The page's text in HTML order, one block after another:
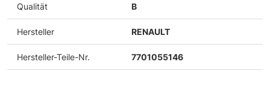
Qualität B
Hersteller RENAULT
Hersteller-Teile-Nr. 7701055146